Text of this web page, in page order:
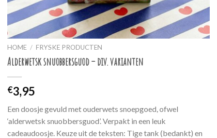
HOME / FRYSKE PRODUCTEN
Alderwetsk snuobbersguod – div. varianten
€3,95
Een doosje gevuld met ouderwets snoepgoed, ofwel
‘alderwetsk snuobbersguod’. Verpakt in een leuk
cadeaudoosje. Keuze uit de teksten: Tige tank (bedankt) en